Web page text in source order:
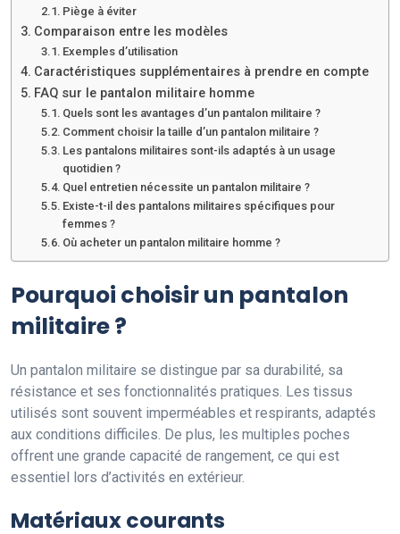
Piège à éviter
Comparaison entre les modèles
Exemples d’utilisation
Caractéristiques supplémentaires à prendre en compte
FAQ sur le pantalon militaire homme
Quels sont les avantages d’un pantalon militaire ?
Comment choisir la taille d’un pantalon militaire ?
Les pantalons militaires sont-ils adaptés à un usage
quotidien ?
Quel entretien nécessite un pantalon militaire ?
Existe-t-il des pantalons militaires spécifiques pour
femmes ?
Où acheter un pantalon militaire homme ?
Pourquoi choisir un pantalon
militaire ?
Un pantalon militaire se distingue par sa durabilité, sa
résistance et ses fonctionnalités pratiques. Les tissus
utilisés sont souvent imperméables et respirants, adaptés
aux conditions difficiles. De plus, les multiples poches
offrent une grande capacité de rangement, ce qui est
essentiel lors d’activités en extérieur.
Matériaux courants